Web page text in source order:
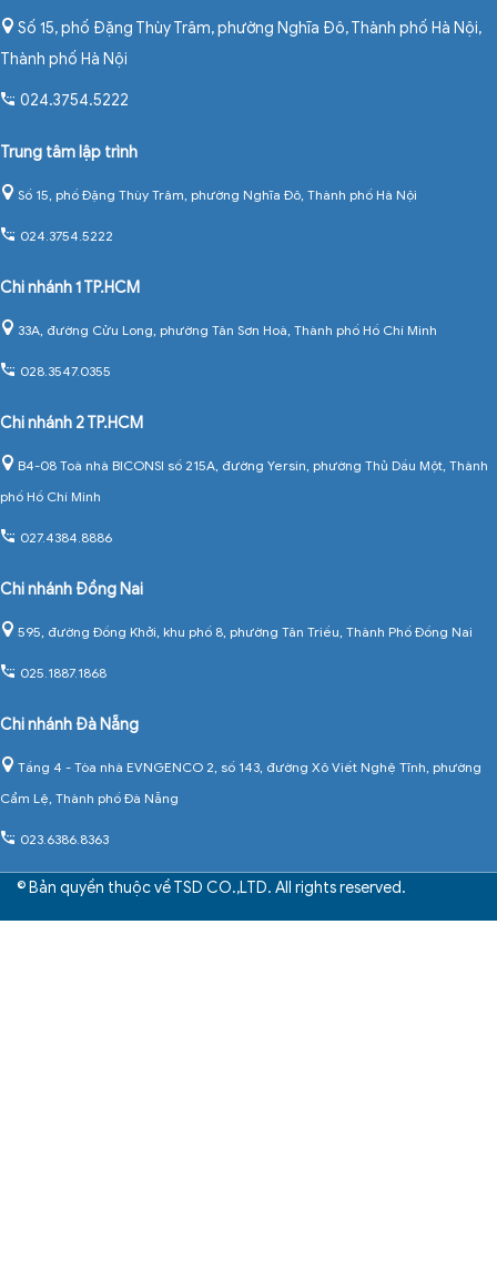
Số 15, phố Đặng Thùy Trâm, phường Nghĩa Đô, Thành phố Hà Nội,
Thành phố Hà Nội
024.3754.5222
Trung tâm lập trình
Số 15, phố Đặng Thùy Trâm, phường Nghĩa Đô, Thành phố Hà Nội
024.3754.5222
Chi nhánh 1 TP.HCM
33A, đường Cửu Long, phường Tân Sơn Hoà, Thành phố Hồ Chí Minh
028.3547.0355
Chi nhánh 2 TP.HCM
B4-08 Toà nhà BICONSI số 215A, đường Yersin, phường Thủ Dầu Một, Thành
phố Hồ Chí Minh
027.4384.8886
Chi nhánh Đồng Nai
595, đường Đồng Khởi, khu phố 8, phường Tân Triều, Thành Phố Đồng Nai
025.1887.1868
Chi nhánh Đà Nẵng
Tầng 4 - Tòa nhà EVNGENCO 2, số 143, đường Xô Viết Nghệ Tĩnh, phường
Cẩm Lệ, Thành phố Đà Nẵng
023.6386.8363
© Bản quyền thuộc về TSD CO.,LTD. All rights reserved.